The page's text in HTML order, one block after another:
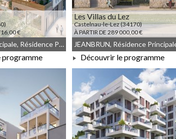
€
169 716,00 €
Résidence Principale, Résidence Principale, JEANBRUN
programme
Les Villas du Lez
Castelnau-le-Lez (34170)
À PARTIR DE 289 000,00 €
À PARTIR DE 289 000,00 €
Découvrir le programme